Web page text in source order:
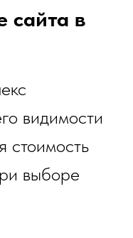
сайта в
видимости
стоимость
выборе